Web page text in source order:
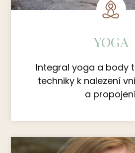
YOGA
Integral yoga a body
techniky k nalezení
a